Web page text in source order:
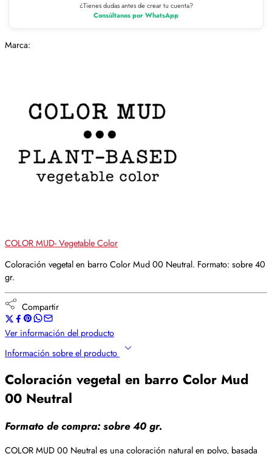
¿Tienes dudas antes de crear tu cuenta?
Consúltanos por WhatsApp
Marca:
COLOR MUD- Vegetable Color
Coloración vegetal en barro Color Mud 00 Neutral. Formato: sobre 40
gr.
Compartir
Ver información del producto
Información sobre el producto
Coloración vegetal en barro Color Mud
00 Neutral
Formato de compra: sobre 40 gr.
COLOR MUD 00 Neutral es una coloración natural en polvo, basada